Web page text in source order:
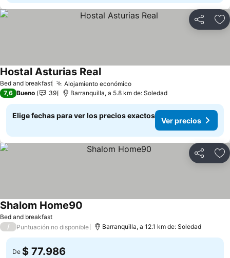
Compartir
Bed and breakfast Alojamiento económicoVer precios
Hostal Asturias RealVer precios
7,6 Bueno 39 Barranquilla, a 5.8 km de: Soledad
Elige fechas para ver los precios exactos
Ver precios
Compartir
Bed and breakfast
Shalom Home90
/ Puntuación no disponible Barranquilla, a 12.1 km de: Soledad
De $ 77.986